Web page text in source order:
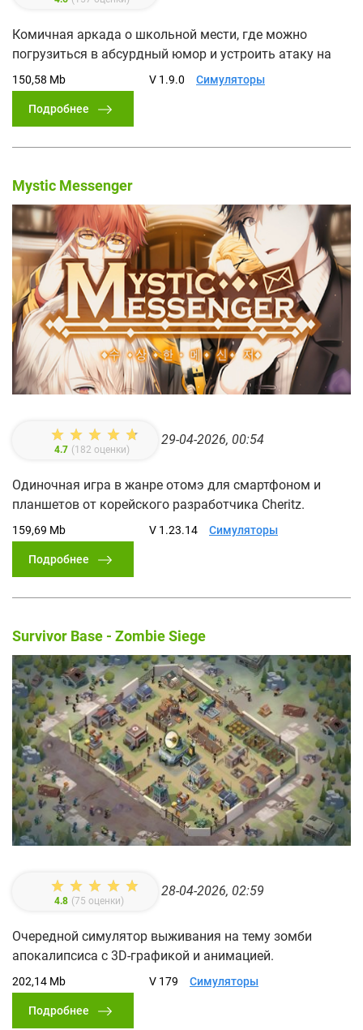
Комичная аркада о школьной мести, где можно
погрузиться в абсурдный юмор и устроить атаку на
150,58 Mb V 1.9.0 Симуляторы
Подробнее
Mystic Messenger
4.7 (182 оценки)
29-04-2026, 00:54
Одиночная игра в жанре отомэ для смартфоном и
планшетов от корейского разработчика Cheritz.
159,69 Mb V 1.23.14 Симуляторы
Подробнее
Survivor Base - Zombie Siege
4.8 (75 оценки)
28-04-2026, 02:59
Очередной симулятор выживания на тему зомби
апокалипсиса с 3D-графикой и анимацией.
202,14 Mb V 179 Симуляторы
Подробнее